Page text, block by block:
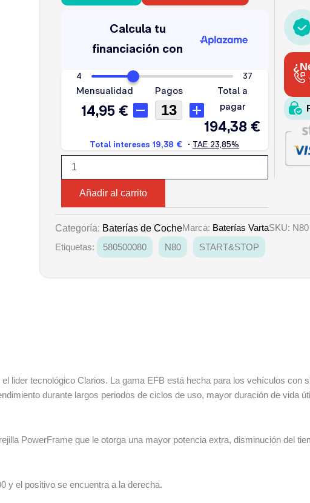
cantidad
Añadir al carrito
Categoría: Baterías de CocheMarca: Baterías VartaSKU: N80
Etiquetas:
580500080 N80 START&STOP
lider tecnológico Clarios. La gama EFB está hecha para los vehículos con
durante largos periodos de ciclos de uso, mayor duración de vida
PowerFrame que le otorga una mayor potencia extra, disminución del
y el positivo se encuentra a la derecha.